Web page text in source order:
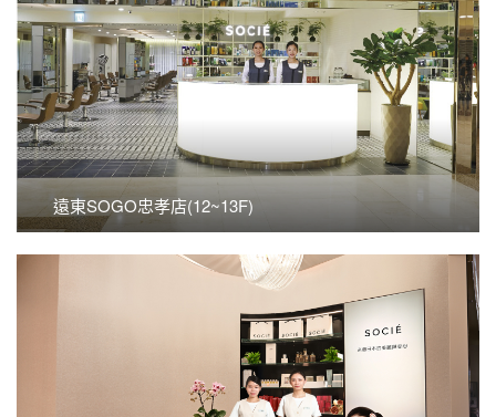
遠東SOGO忠孝店(12~13F)
看更多
遠東SOGO忠孝店(12~13F)
看更多